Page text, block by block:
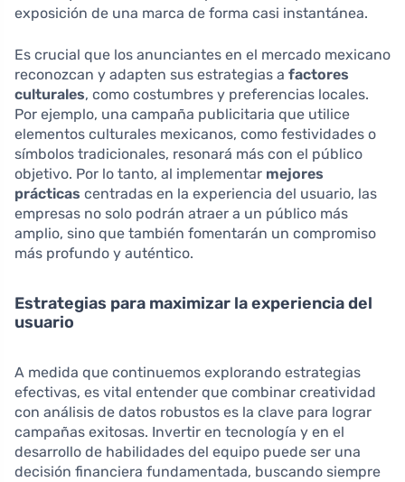
exposición de una marca de forma casi instantánea.
Es crucial que los anunciantes en el mercado mexicano
reconozcan y adapten sus estrategias a factores
culturales, como costumbres y preferencias locales.
Por ejemplo, una campaña publicitaria que utilice
elementos culturales mexicanos, como festividades o
símbolos tradicionales, resonará más con el público
objetivo. Por lo tanto, al implementar mejores
prácticas centradas en la experiencia del usuario, las
empresas no solo podrán atraer a un público más
amplio, sino que también fomentarán un compromiso
más profundo y auténtico.
Estrategias para maximizar la experiencia del
usuario
A medida que continuemos explorando estrategias
efectivas, es vital entender que combinar creatividad
con análisis de datos robustos es la clave para lograr
campañas exitosas. Invertir en tecnología y en el
desarrollo de habilidades del equipo puede ser una
decisión financiera fundamentada, buscando siempre